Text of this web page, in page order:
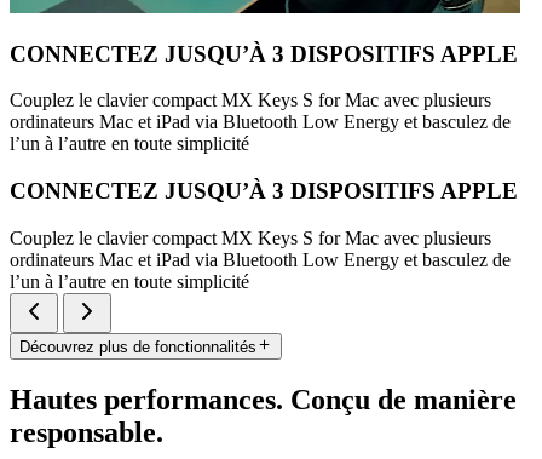
CONNECTEZ JUSQU’À 3 DISPOSITIFS APPLE
Couplez le clavier compact MX Keys S for Mac avec plusieurs
ordinateurs Mac et iPad via Bluetooth Low Energy et basculez de
l’un à l’autre en toute simplicité
CONNECTEZ JUSQU’À 3 DISPOSITIFS APPLE
Couplez le clavier compact MX Keys S for Mac avec plusieurs
ordinateurs Mac et iPad via Bluetooth Low Energy et basculez de
l’un à l’autre en toute simplicité
Découvrez plus de fonctionnalités
Hautes performances. Conçu de manière
responsable.